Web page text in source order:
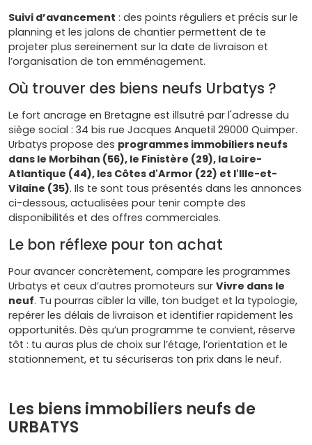
Suivi d’avancement : des points réguliers et précis sur le
planning et les jalons de chantier permettent de te
projeter plus sereinement sur la date de livraison et
l’organisation de ton emménagement.
Où trouver des biens neufs Urbatys ?
Le fort ancrage en Bretagne est illsutré par l'adresse du
siège social : 34 bis rue Jacques Anquetil 29000 Quimper.
Urbatys propose des programmes immobiliers neufs
dans le Morbihan (56), le Finistère (29), la Loire-
Atlantique (44), les Côtes d'Armor (22) et l'Ille-et-
Vilaine (35). Ils te sont tous présentés dans les annonces
ci-dessous, actualisées pour tenir compte des
disponibilités et des offres commerciales.
Le bon réflexe pour ton achat
Pour avancer concrètement, compare les programmes
Urbatys et ceux d’autres promoteurs sur Vivre dans le
neuf. Tu pourras cibler la ville, ton budget et la typologie,
repérer les délais de livraison et identifier rapidement les
opportunités. Dès qu’un programme te convient, réserve
tôt : tu auras plus de choix sur l’étage, l’orientation et le
stationnement, et tu sécuriseras ton prix dans le neuf.
Les biens immobiliers neufs de
URBATYS